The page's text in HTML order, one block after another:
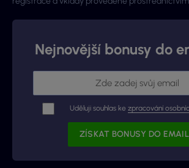
Nejnovější bonusy do
Uděluji souhlas ke zpracování